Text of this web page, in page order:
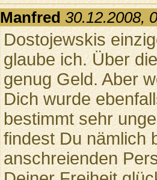
Manfred 30.12.2008,
Dostojewskis
glaube ich. Über
genug Geld. Aber
Dich wurde
bestimmt sehr
findest Du nämlich
anschreienden